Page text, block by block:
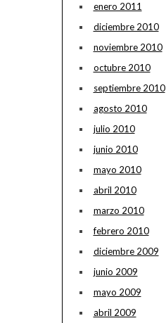
enero 2011
diciembre 2010
noviembre 2010
octubre 2010
septiembre 2010
agosto 2010
julio 2010
junio 2010
mayo 2010
abril 2010
marzo 2010
febrero 2010
diciembre 2009
junio 2009
mayo 2009
abril 2009